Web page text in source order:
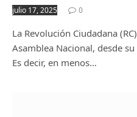
julio 17, 2025 0
La Revolución Ciudadana
Asamblea Nacional, desde
Es decir, en menos…